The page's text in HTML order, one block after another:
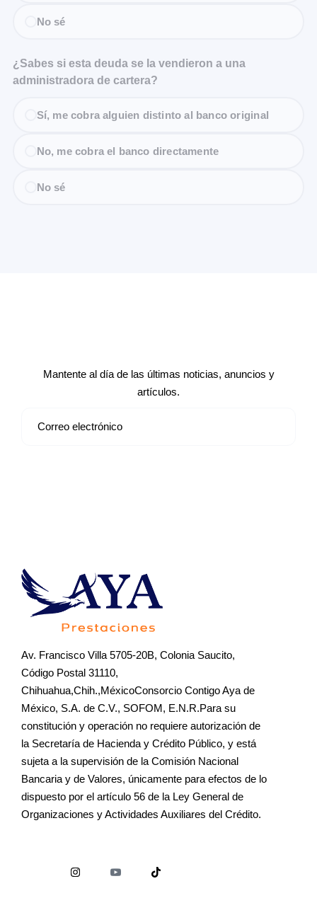
No sé
¿Sabes si esta deuda se la vendieron a una
administradora de cartera?
Sí, me cobra alguien distinto al banco original
No, me cobra el banco directamente
No sé
Mantente al día de las últimas noticias, anuncios y
artículos.
Av. Francisco Villa 5705-20B, Colonia Saucito,
Código Postal 31110,
Chihuahua,Chih.,MéxicoConsorcio Contigo Aya de
México, S.A. de C.V., SOFOM, E.N.R.Para su
constitución y operación no requiere autorización de
la Secretaría de Hacienda y Crédito Público, y está
sujeta a la supervisión de la Comisión Nacional
Bancaria y de Valores, únicamente para efectos de lo
dispuesto por el artículo 56 de la Ley General de
Organizaciones y Actividades Auxiliares del Crédito.